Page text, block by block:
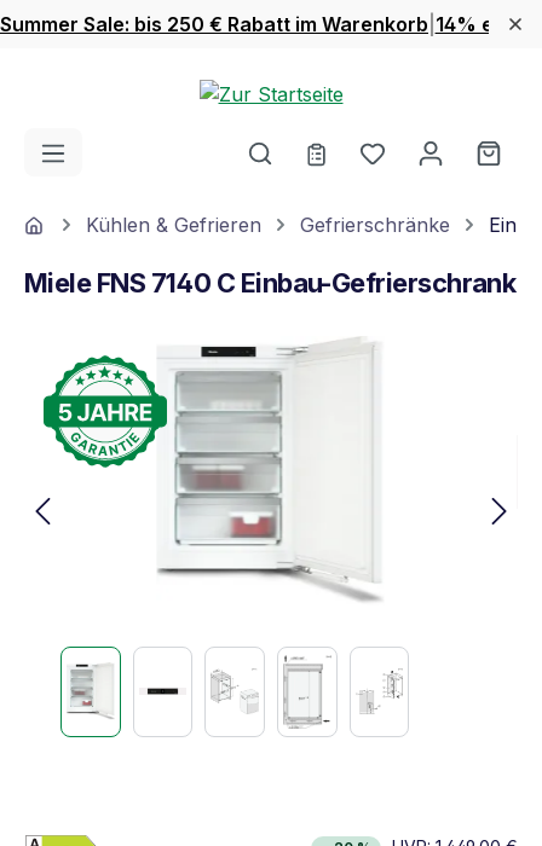
Zum Hauptinhalt springen
Summer Sale: bis 250 € Rabatt im Warenkorb 14% extra
Du hast 0
HomeKühlen & Gefrieren Gefrierschränke
Miele FNS 7140 C Einbau-Gefrierschrank
Bildergalerie überspringen